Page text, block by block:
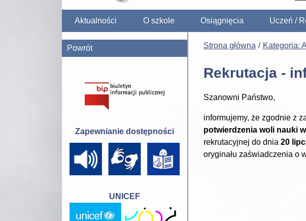
Aktualności O szkole Osiągnięcia Uczeń /
Strona główna Kategoria:
Rekrutacja -
Szanowni Państwo,
informujemy, że zgodnie z
potwierdzenia woli nauki
rekrutacyjnej do dnia 20
oryginału zaświadczenia o
Powrót
Zapewnianie dostępności
UNICEF